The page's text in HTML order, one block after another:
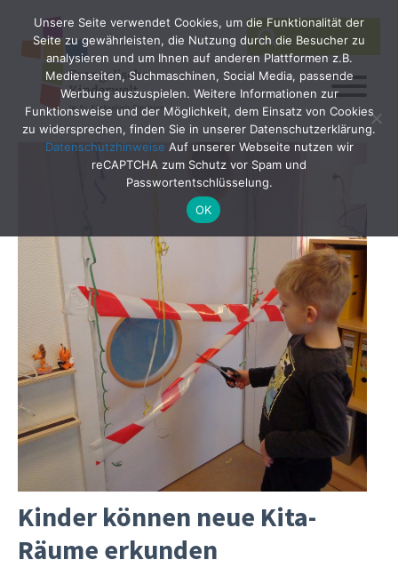
Search
for:
SEARCH
Kinder können neue Kita-
Räume erkunden
Unsere Seite verwendet Cookies, um die Funktionalität der
Seite zu gewährleisten, die Nutzung durch die Besucher zu
analysieren und um Ihnen auf anderen Plattformen z.B.
Medienseiten, Suchmaschinen, Social Media, passende
Werbung auszuspielen. Weitere Informationen zur
Funktionsweise und der Möglichkeit, dem Einsatz von Cookies
zu widersprechen, finden Sie in unserer Datenschutzerklärung.
Datenschutzhinweise Auf unserer Webseite nutzen wir
reCAPTCHA zum Schutz vor Spam und
Passwortentschlüsselung.
OK